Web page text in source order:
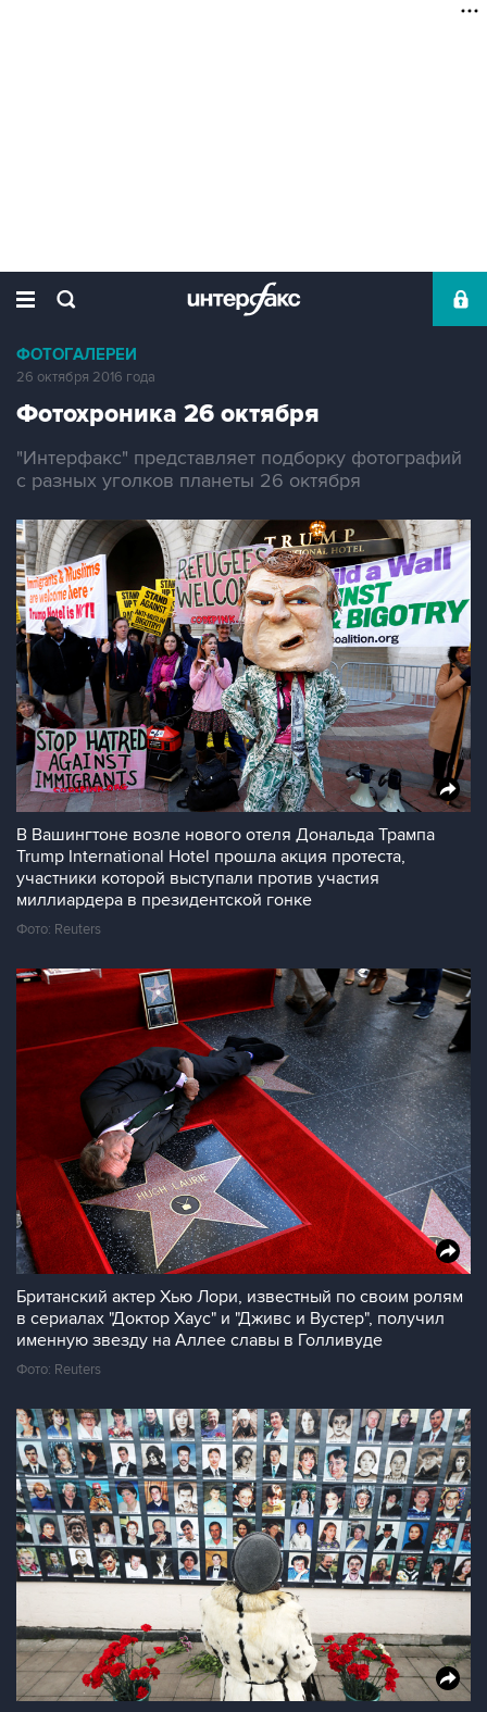
ФОТОГАЛЕРЕИ
26 октября 2016 года
Фотохроника 26 октября
"Интерфакс" представляет подборку фотографий
с разных уголков планеты 26 октября
В Вашингтоне возле нового отеля Дональда Трампа
Trump International Hotel прошла акция протеста,
участники которой выступали против участия
миллиардера в президентской гонке
Фото: Reuters
Британский актер Хью Лори, известный по своим ролям
в сериалах "Доктор Хаус" и "Дживс и Вустер", получил
именную звезду на Аллее славы в Голливуде
Фото: Reuters